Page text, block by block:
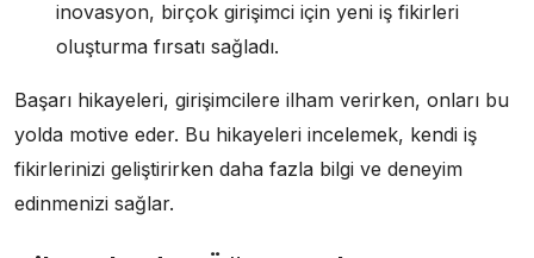
inovasyon, birçok girişimci için yeni iş fikirleri
oluşturma fırsatı sağladı.
Başarı hikayeleri, girişimcilere ilham verirken, onları bu
yolda motive eder. Bu hikayeleri incelemek, kendi iş
fikirlerinizi geliştirirken daha fazla bilgi ve deneyim
edinmenizi sağlar.